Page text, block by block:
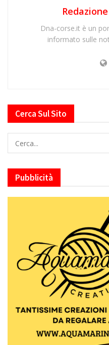
Dna-corse.it è un
informato sulle
Cerca Sul Sito
Pubblicità